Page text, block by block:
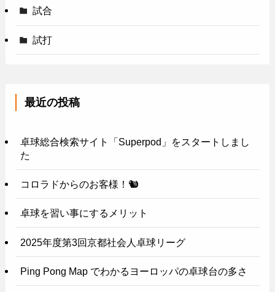
試合
試打
最近の投稿
卓球総合検索サイト「Superpod」をスタートしまし
た
コロラドからのお客様！🐿️
卓球を習い事にするメリット
2025年度第3回京都社会人卓球リーグ
Ping Pong Map でわかるヨーロッパの卓球台の多さ